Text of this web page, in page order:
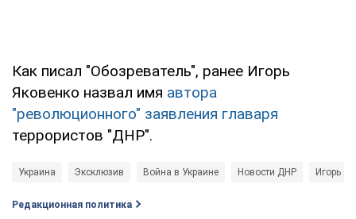
Как писал "Обозреватель", ранее Игорь
Яковенко назвал имя автора
"революционного" заявления главаря
террористов "ДНР".
Украина Эксклюзив Война в Украине Новости ДНР Игорь
Редакционная политика